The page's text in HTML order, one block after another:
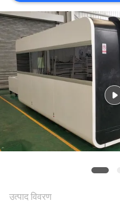
अनुरोध
करें
साइटमैप
गोपनीयता
नीति
उत्पाद विवरण